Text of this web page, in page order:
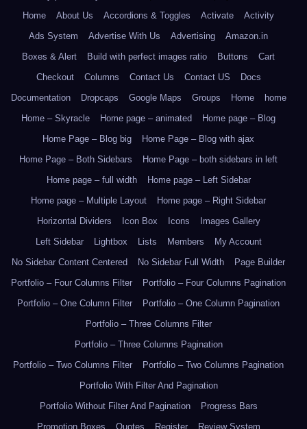
Home
About Us Accordions & Toggles Activate
Activity
Ads System
Advertise With Us Advertising
Amazon.in
Boxes & Alert
Build with perfect images ratio Buttons
Cart
Checkout
Columns Contact Us Contact US
Docs
Documentation
Dropcaps Google Maps Groups Home
home
Home – Skyracle
Home page – animated
Home page – Blog
Home Page – Blog big
Home Page – Blog with ajax
Home Page – Both Sidebars
Home Page – both sidebars in left
Home page – full width
Home page – Left Sidebar
Home page – Multiple Layout
Home page – Right Sidebar
Horizontal Dividers
Icon Box Icons
Images Gallery
Left Sidebar
Lightbox Lists Members
My Account
No Sidebar Content Centered
No Sidebar Full Width
Page Builder
Portfolio – Four Columns Filter
Portfolio – Four Columns Pagination
Portfolio – One Column Filter
Portfolio – One Column Pagination
Portfolio – Three Columns Filter
Portfolio – Three Columns Pagination
Portfolio – Two Columns Filter
Portfolio – Two Columns Pagination
Portfolio With Filter And Pagination
Portfolio Without Filter And Pagination
Progress Bars
Promotion Boxes
Quotes Register Review System